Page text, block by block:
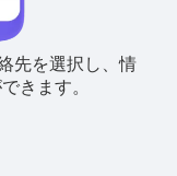
先を選択し、情
きます。